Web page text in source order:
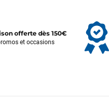
offerte dès 150€
et occasions